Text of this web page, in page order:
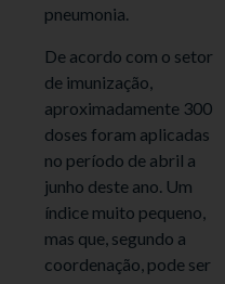
pneumonia.
De acordo com o setor
de imunização,
aproximadamente 300
doses foram aplicadas
no período de abril a
junho deste ano. Um
índice muito pequeno,
mas que, segundo a
coordenação, pode ser